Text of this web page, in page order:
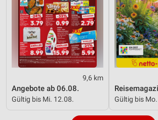
9,6 km
Angebote ab 06.08.
Gültig bis Mi. 12.08. Gültig bis
Messung der Performance von Inhalten
Analyse von Zielgruppen durch Statistiken
Kombinationen von Daten aus
Quellen
Verwendung reduzierter Daten zur Auswahl
Inhalten